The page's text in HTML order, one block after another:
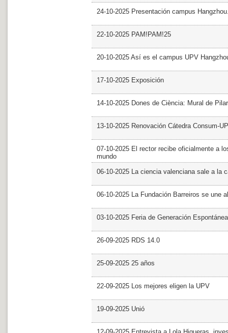
24-10-2025 Presentación campus
22-10-2025 PAM!PAM!25
20-10-2025 Así es el campus UPV
17-10-2025 Exposición
14-10-2025 Dones de Ciència: Mural de
13-10-2025 Renovación Cátedra Consum-
07-10-2025 El rector recibe oficialmente a
mundo
06-10-2025 La ciencia valenciana sale a la
06-10-2025 La Fundación Barreiros se une
03-10-2025 Feria de Generación Espontánea
26-09-2025 RDS 14.0
25-09-2025 25 años
22-09-2025 Los mejores eligen la UPV
19-09-2025 Unió